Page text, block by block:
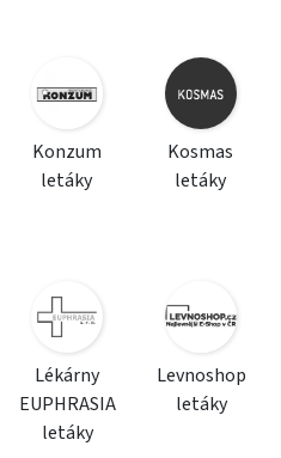
Konzum
letáky
Kosmas
letáky
Lékárny
EUPHRASIA
letáky
Levnoshop
letáky